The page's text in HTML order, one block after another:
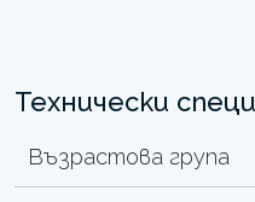
Технически
Възрастова група